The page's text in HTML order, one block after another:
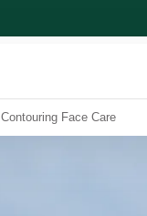
Contouring Face Care